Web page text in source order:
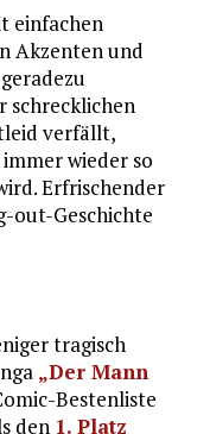
einfachen
Akzenten und
schrecklichen
verfällt,
wieder so
Erfrischender
out-Geschichte
tragisch
„Der Mann
Bestenliste
den 1. Platz